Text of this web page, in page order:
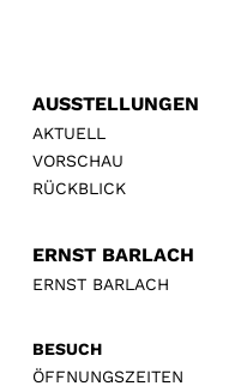
AUSSTELLUNGEN
AKTUELL
VORSCHAU
RÜCKBLICK
ERNST BARLACH
ERNST BARLACH
BESUCH
ÖFFNUNGSZEITEN